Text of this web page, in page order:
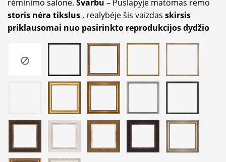
rėminimo salone. Svarbu – Puslapyje matomas rėmo
storis nėra tikslus , realybėje šis vaizdas skirsis
priklausomai nuo pasirinkto reprodukcijos dydžio